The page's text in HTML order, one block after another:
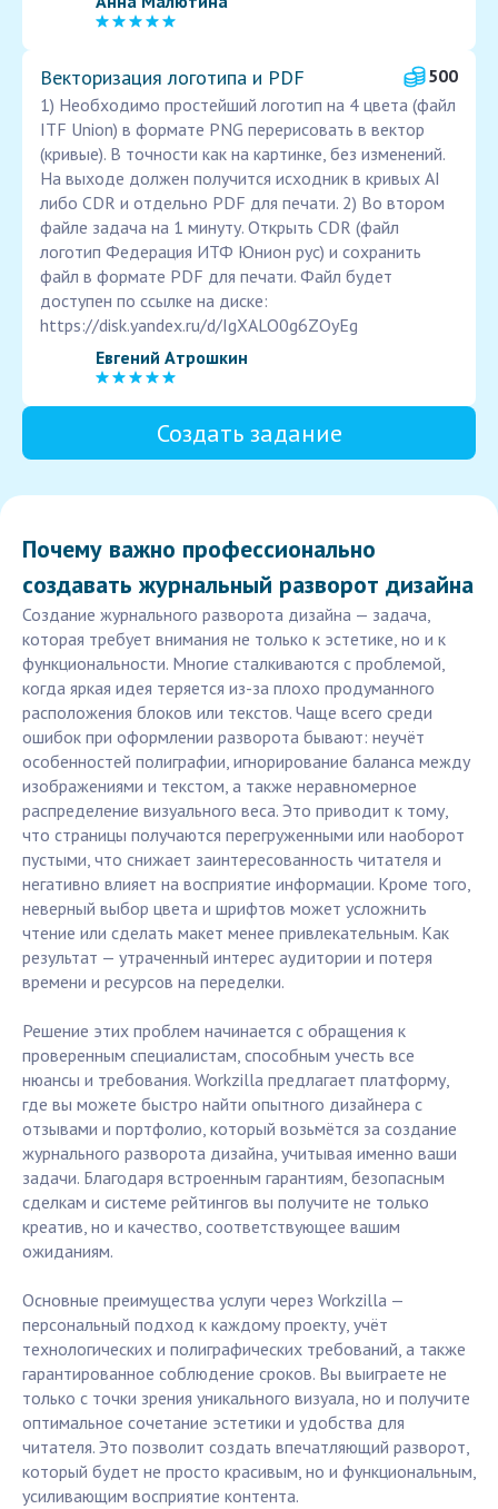
Векторизация логотипа и PDF
500
1) Необходимо простейший логотип на 4 цвета (файл
ITF Union) в формате PNG перерисовать в вектор
(кривые). В точности как на картинке, без изменений.
На выходе должен получится исходник в кривых AI
либо CDR и отдельно PDF для печати. 2) Во втором
файле задача на 1 минуту. Открыть CDR (файл
логотип Федерация ИТФ Юнион рус) и сохранить
файл в формате PDF для печати. Файл будет
доступен по ссылке на диске:
https://disk.yandex.ru/d/IgXALO0g6ZOyEg
Евгений Атрошкин
Создать задание
Почему важно профессионально
создавать журнальный разворот дизайна
Создание журнального разворота дизайна — задача,
которая требует внимания не только к эстетике, но и к
функциональности. Многие сталкиваются с проблемой,
когда яркая идея теряется из-за плохо продуманного
расположения блоков или текстов. Чаще всего среди
ошибок при оформлении разворота бывают: неучёт
особенностей полиграфии, игнорирование баланса между
изображениями и текстом, а также неравномерное
распределение визуального веса. Это приводит к тому,
что страницы получаются перегруженными или наоборот
пустыми, что снижает заинтересованность читателя и
негативно влияет на восприятие информации. Кроме того,
неверный выбор цвета и шрифтов может усложнить
чтение или сделать макет менее привлекательным. Как
результат — утраченный интерес аудитории и потеря
времени и ресурсов на переделки.
Решение этих проблем начинается с обращения к
проверенным специалистам, способным учесть все
нюансы и требования. Workzilla предлагает платформу,
где вы можете быстро найти опытного дизайнера с
отзывами и портфолио, который возьмётся за создание
журнального разворота дизайна, учитывая именно ваши
задачи. Благодаря встроенным гарантиям, безопасным
сделкам и системе рейтингов вы получите не только
креатив, но и качество, соответствующее вашим
ожиданиям.
Основные преимущества услуги через Workzilla —
персональный подход к каждому проекту, учёт
технологических и полиграфических требований, а также
гарантированное соблюдение сроков. Вы выиграете не
только с точки зрения уникального визуала, но и получите
оптимальное сочетание эстетики и удобства для
читателя. Это позволит создать впечатляющий разворот,
который будет не просто красивым, но и функциональным,
усиливающим восприятие контента.